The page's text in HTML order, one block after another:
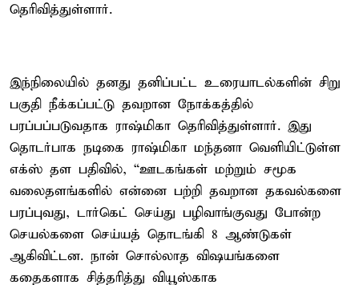
தெரிவித்துள்ளார்.
இந்நிலையில் தனது தனிப்பட்ட உரையாடல்களின் சிறு
பகுதி நீக்கப்பட்டு தவறான நோக்கத்தில்
பரப்பப்படுவதாக ராஷ்மிகா தெரிவித்துள்ளார். இது
தொடர்பாக நடிகை ராஷ்மிகா மந்தனா வெளியிட்டுள்ள
எக்ஸ் தள பதிவில், “ஊடகங்கள் மற்றும் சமூக
வலைதளங்களில் என்னை பற்றி தவறான தகவல்களை
பரப்புவது, டார்கெட் செய்து பழிவாங்குவது போன்ற
செயல்களை செய்யத் தொடங்கி 8 ஆண்டுகள்
ஆகிவிட்டன. நான் சொல்லாத விஷயங்களை
கதைகளாக சித்தரித்து வியூஸ்காக